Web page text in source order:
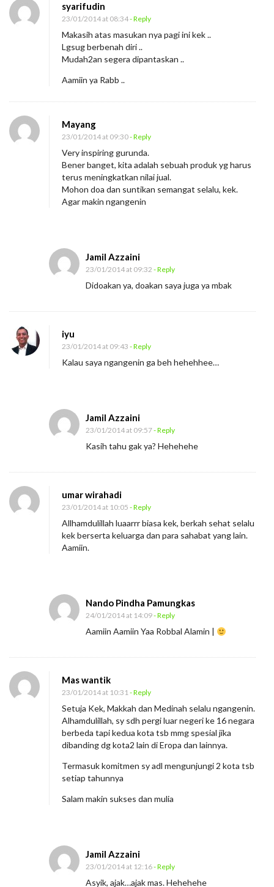
syarifudin
23/01/2014 at 08:34- Reply
Makasih atas masukan nya pagi ini kek ..
Lgsug berbenah diri ..
Mudah2an segera dipantaskan ..
Aamiin ya Rabb ..
Mayang
23/01/2014 at 09:30- Reply
Very inspiring gurunda.
Bener banget, kita adalah sebuah produk yg harus
terus meningkatkan nilai jual.
Mohon doa dan suntikan semangat selalu, kek.
Agar makin ngangenin
Jamil Azzaini
23/01/2014 at 09:32 - Reply
Didoakan ya, doakan saya juga ya mbak
iyu
23/01/2014 at 09:43 - Reply
Kalau saya ngangenin ga beh hehehhee…
Jamil Azzaini
23/01/2014 at 09:57- Reply
Kasih tahu gak ya? Hehehehe
umar wirahadi
23/01/2014 at 10:05 - Reply
Allhamdulillah luaarrr biasa kek, berkah sehat selalu
kek berserta keluarga dan para sahabat yang lain.
Aamiin.
Nando Pindha Pamungkas
24/01/2014 at 14:09- Reply
Aamiin Aamiin Yaa Robbal Alamin |
Mas wantik
23/01/2014 at 10:31- Reply
Setuja Kek, Makkah dan Medinah selalu ngangenin.
Alhamdulillah, sy sdh pergi luar negeri ke 16 negara
berbeda tapi kedua kota tsb mmg spesial jika
dibanding dg kota2 lain di Eropa dan lainnya.
Termasuk komitmen sy adl mengunjungi 2 kota tsb
setiap tahunnya
Salam makin sukses dan mulia
Jamil Azzaini
23/01/2014 at 12:16- Reply
Asyik, ajak…ajak mas. Hehehehe